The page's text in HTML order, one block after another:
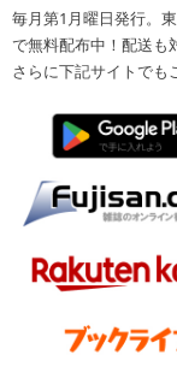
毎月第1月曜日発行。
で無料配布中！配送も
さらに下記サイトでも